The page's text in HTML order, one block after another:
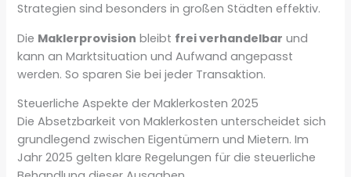
Strategien sind besonders in großen Städten effektiv.
Die Maklerprovision bleibt frei verhandelbar und
kann an Marktsituation und Aufwand angepasst
werden. So sparen Sie bei jeder Transaktion.
Steuerliche Aspekte der Maklerkosten 2025
Die Absetzbarkeit von Maklerkosten unterscheidet sich
grundlegend zwischen Eigentümern und Mietern. Im
Jahr 2025 gelten klare Regelungen für die steuerliche